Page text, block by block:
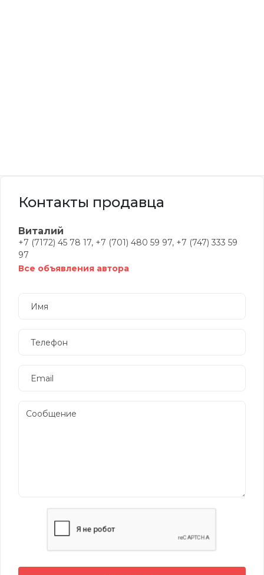
Контакты продавца
Виталий
+7 (7172) 45 78 17, +7 (701) 480 59 97, +7 (747) 333 59
97
Все объявления автора